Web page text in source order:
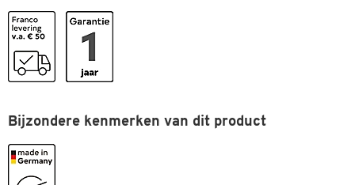
Uitvoering
Vastbinden
Kleuren
Bijzondere kenmerken van dit product